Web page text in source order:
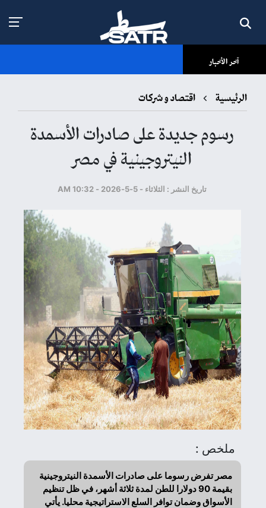
آخر الأخبار
الرئيسية اقتصاد و شركات
رسوم جديدة على صادرات الأسمدة
النيتروجينية في مصر
تاريخ النشر : الثلاثاء - 5-5-2026 - 10:32 AM
ملخص :
مصر تفرض رسوما على صادرات الأسمدة النيتروجينية
بقيمة 90 دولارا للطن لمدة ثلاثة أشهر، في ظل تنظيم
الأسواق وضمان توافر السلع الاستراتيجية محليا. يأتي